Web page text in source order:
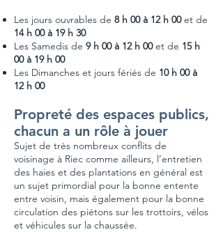
Les jours ouvrables de 8 h 00 à 12 h 00et de
14 h 00 à 19 h 30
Les Samedis de 9 h 00 à 12 h 00et de 15 h
00 à 19 h 00
Les Dimanches et jours fériés de 10 h 00 à
12 h 00
Propreté des espaces publics,
chacun a un rôle à jouer
Sujet de très nombreux conflits de
voisinage à Riec comme ailleurs, l’entretien
des haies et des plantations en général est
un sujet primordial pour la bonne entente
entre voisin, mais également pour la bonne
circulation des piétons sur les trottoirs, vélos
et véhicules sur la chaussée.